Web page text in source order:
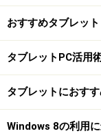
惜しみなく投入
調整するのはタ
両方とも「読む
の買い方など、
ている専用端末
おすすめタブレッ
タブレットPC活用
タブレットにおす
Windows 8の利用